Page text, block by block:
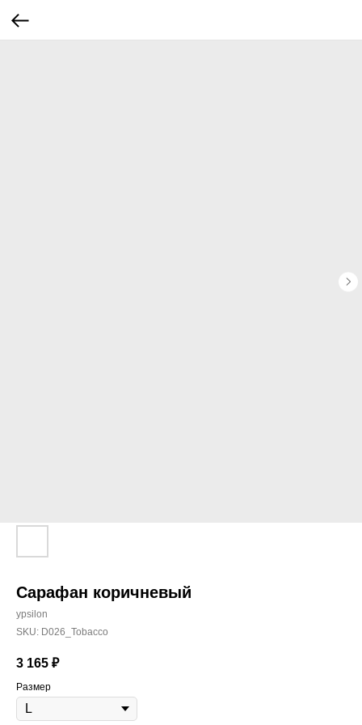
Сарафан коричневый
ypsilon
SKU: D026_Tobacco
3 165 ₽
Размер